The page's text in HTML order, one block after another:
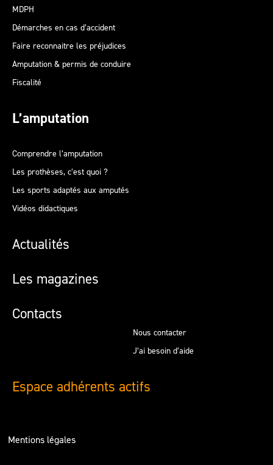
MDPH
Démarches en cas d’accident
Faire reconnaitre les préjudices
Amputation & permis de conduire
Fiscalité
L’amputation
Comprendre l’amputation
Les prothèses, c’est quoi ?
Les sports adaptés aux amputés
Vidéos didactiques
Actualités
Les magazines
Contacts
Nous contacter
J’ai besoin d’aide
Espace adhérents actifs
Mentions légales